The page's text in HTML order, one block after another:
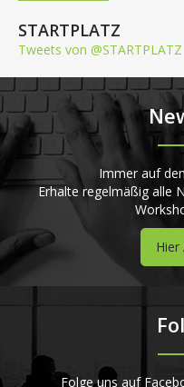
STARTPLATZ
Tweets von @STARTPLATZ
Immer auf
Erhalte regelmäßig alle
Hier
Folge uns auf